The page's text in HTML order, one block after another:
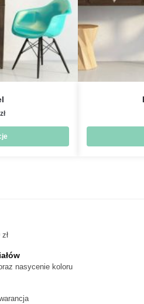
złZakres
od
18 zł
nasycenie koloru